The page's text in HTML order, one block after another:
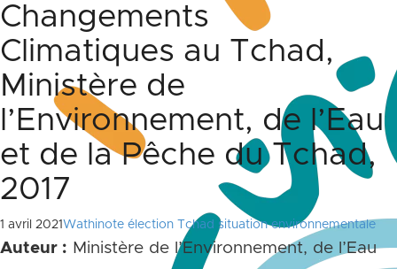
Changements
Climatiques au Tchad,
Ministère de
l’Environnement, de l’Eau
et de la Pêche du Tchad,
2017
1 avril 2021 Wathinote élection Tchad situation environnementale
Auteur : Ministère de l’Environnement, de l’Eau